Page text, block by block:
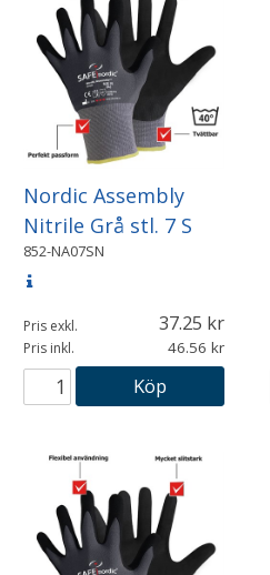
Nordic Assembly
Nitrile Grå stl. 7 S
852-NA07SN
Pris exkl. 37.25
Pris inkl. 46.56
Köp